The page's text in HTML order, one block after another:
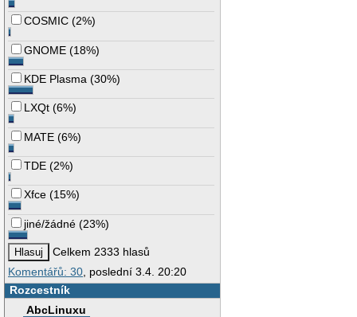
COSMIC (2%)
GNOME (18%)
KDE Plasma (30%)
LXQt (6%)
MATE (6%)
TDE (2%)
Xfce (15%)
jiné/žádné (23%)
Celkem 2333 hlasů
Komentářů: 30, poslední 3.4. 20:20
Rozcestník
AbcLinuxu